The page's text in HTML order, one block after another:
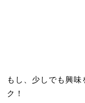
もし、少しでも興
ク！